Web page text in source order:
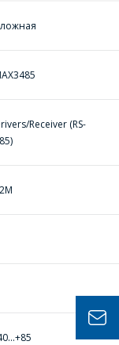
Receiver (RS-